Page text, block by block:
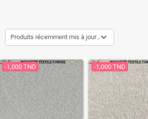
Produits récemment mis à jour en dernier
-1,000 TND -1,000 TND